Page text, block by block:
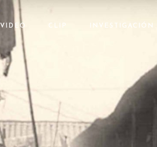
VIDEO CLIP INVESTIGACIÓN